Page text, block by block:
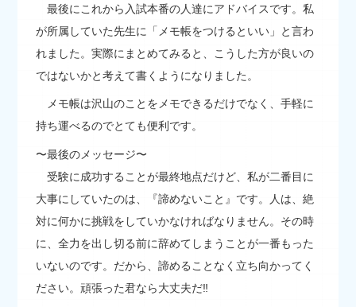
最後にこれから入試本番の人達にアドバイスです。私
が所属していた先生に「メモ帳をつけるといい」と言わ
れました。実際にまとめてみると、こうした方が良いの
ではないかと考えて書くようになりました。
メモ帳は沢山のことをメモできるだけでなく、手軽に
持ち運べるのでとても便利です。
〜最後のメッセージ〜
受験に成功することが最終地点だけど、私が二番目に
大事にしていたのは、『諦めないこと』です。人は、絶
対に何かに挑戦をしていかなければなりません。その時
に、全力を出し切る前に辞めてしまうことが一番もった
いないのです。だから、諦めることなく立ち向かってく
ださい。頑張った君なら大丈夫だ‼